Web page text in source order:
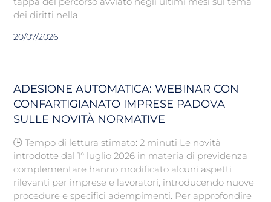
dei diritti nella
20/07/2026
ADESIONE AUTOMATICA: WEBINAR CON
CONFARTIGIANATO IMPRESE PADOVA
SULLE NOVITÀ NORMATIVE
🕒 Tempo di lettura stimato: 2 minuti Le novità
introdotte dal 1° luglio 2026 in materia di previdenza
complementare hanno modificato alcuni aspetti
rilevanti per imprese e lavoratori, introducendo nuove
procedure e specifici adempimenti. Per approfondire